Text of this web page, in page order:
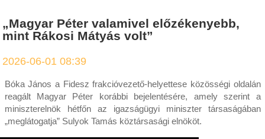
„Magyar Péter valamivel előzékenyebb,
mint Rákosi Mátyás volt”
2026-06-01 08:39
Bóka János a Fidesz frakcióvezető-helyettese közösségi oldalán
reagált Magyar Péter korábbi bejelentésére, amely szerint a
miniszterelnök hétfőn az igazságügyi miniszter társaságában
„meglátogatja” Sulyok Tamás köztársasági elnököt.